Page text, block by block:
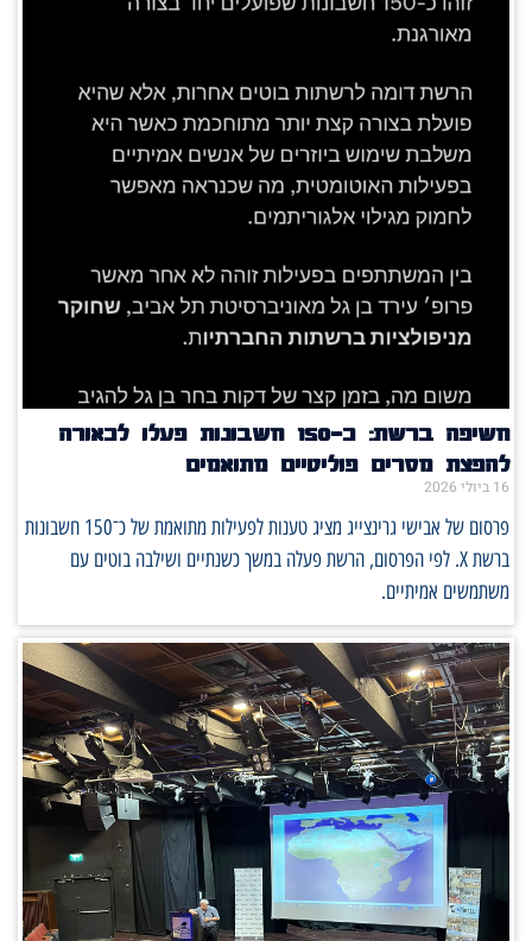
חשיפה ברשת: כ־150 חשבונות פעלו לכאורה
להפצת מסרים פוליטיים מתואמים
16 ביולי 2026
פרסום של אבישי גרינצייג מציג טענות לפעילות מתואמת של כ־150 חשבונות
ברשת X. לפי הפרסום, הרשת פעלה במשך כשנתיים ושילבה בוטים עם
משתמשים אמיתיים.